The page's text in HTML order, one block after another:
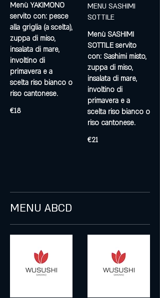
Menù YAKIMONO
servito con: pesce
alla griglia (a scelta),
zuppa di miso,
insalata di mare,
involtino di
primavera e a
scelta riso bianco o
riso cantonese.
€18
MENU SASHIMI
SOTTILE
Menù SASHIMI
SOTTILE servito
con: Sashimi misto,
zuppa di miso,
insalata di mare,
involtino di
primavera e a
scelta riso bianco o
riso cantonese.
€21
MENU ABCD